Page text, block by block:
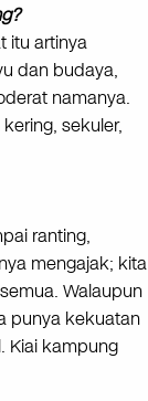
itu artinya
dan budaya,
namanya.
sekuler,
ranting,
mengajak; kita
Walaupun
punya kekuatan
Kiai kampung